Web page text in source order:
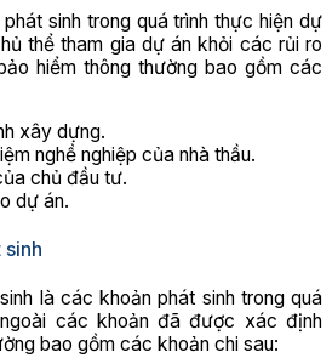
sinh trong quá trình thực hiện dự
thể tham gia dự án khỏi các rủi ro
hiểm thông thường bao gồm các
xây dựng.
nghề nghiệp của nhà thầu.
chủ đầu tư.
dự án.
sinh
là các khoản phát sinh trong quá
các khoản đã được xác định
bao gồm các khoản chi sau: